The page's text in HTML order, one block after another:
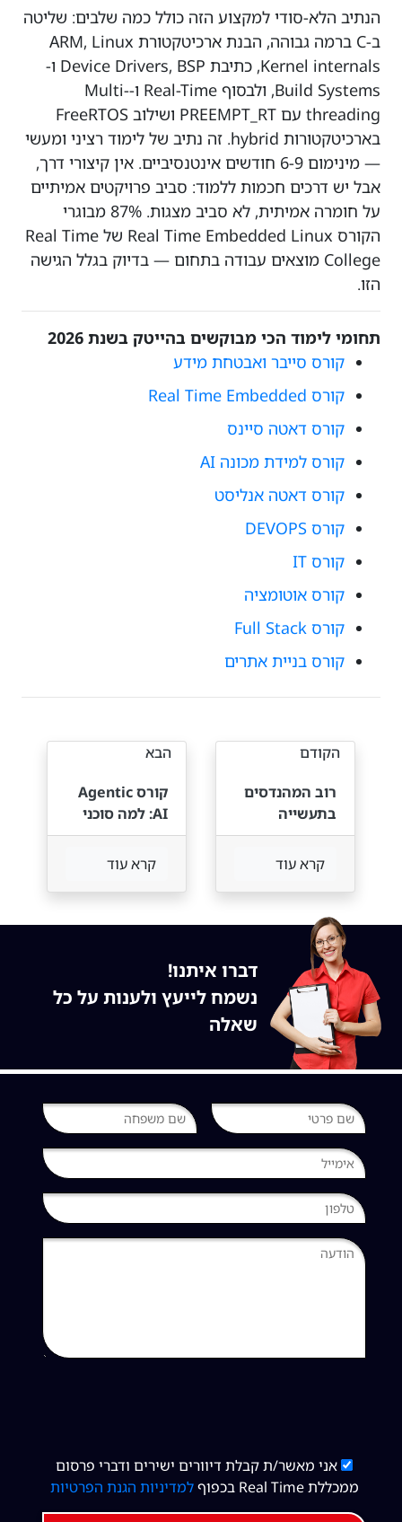
הנתיב הלא-סודי למקצוע הזה כולל כמה שלבים: שליטה
ב-C ברמה גבוהה, הבנת ארכיטקטורת ARM, Linux
Kernel internals, כתיבת Device Drivers, BSP ו-
Build Systems, ולבסוף Real-Time ו-Multi-
threading עם PREEMPT_RT ושילוב FreeRTOS
בארכיטקטורות hybrid. זה נתיב של לימוד רציני ומעשי
— מינימום 6-9 חודשים אינטנסיביים. אין קיצורי דרך,
אבל יש דרכים חכמות ללמוד: סביב פרויקטים אמיתיים
על חומרה אמיתית, לא סביב מצגות. 87% מבוגרי
הקורס Real Time Embedded Linux של Real Time
College מוצאים עבודה בתחום — בדיוק בגלל הגישה
הזו.
תחומי לימוד הכי מבוקשים בהייטק בשנת 2026
קורס סייבר ואבטחת מידע
קורס Real Time Embedded
קורס דאטה סיינס
קורס למידת מכונה AI
קורס דאטה אנליסט
קורס DEVOPS
קורס IT
קורס אוטומציה
קורס Full Stack
קורס בניית אתרים
הבא
קורס Agentic
AI: למה סוכני
AI אוטונומיים
משנה הכל
לצוותי פיתוח
קרא עוד
הקודם
רוב המהנדסים
בתעשייה
הישראלית עדיין
חושבים שענן
זה התשובה לכל
בדיוק הטעות
שתעלה להם
את הרלוונטיות.
קרא עוד
דברו איתנו!
נשמח לייעץ ולענות על כל
שאלה
אני מאשר/ת קבלת דיוורים ישירים ודברי פרסום
ממכללת Real Time בכפוף
למדיניות הגנת הפרטיות